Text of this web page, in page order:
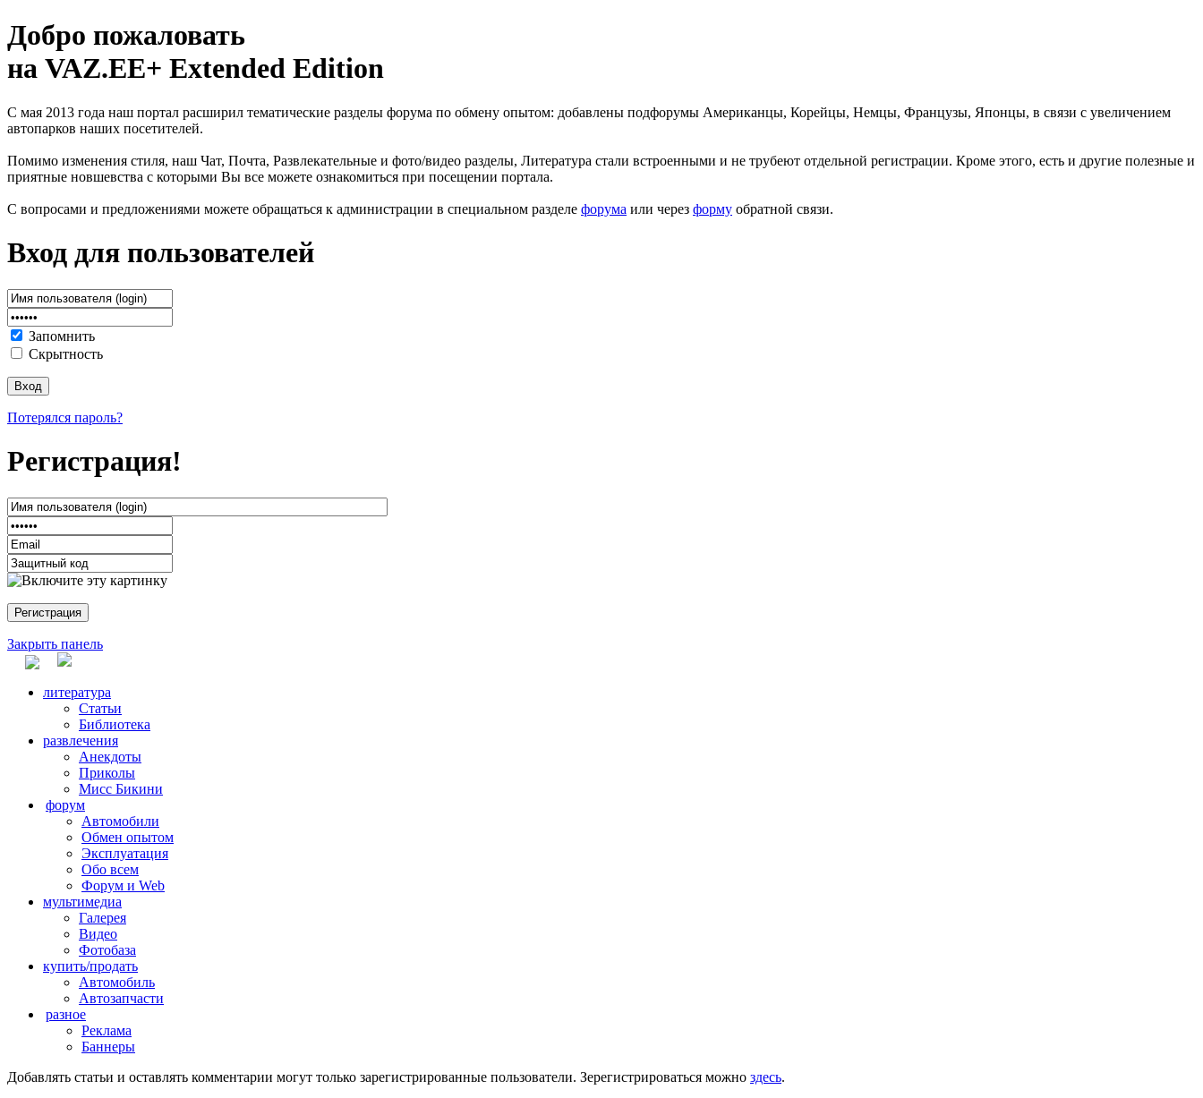
Добро пожаловать
на VAZ.EE+ Extended Edition
С мая 2013 года наш портал расширил тематические разделы форума по обмену опытом: добавлены подфорумы Американцы, Корейцы, Немцы, Французы, Японцы, в связи с увеличением
автопарков наших посетителей.
Помимо изменения стиля, наш Чат, Почта, Развлекательные и фото/видео разделы, Литература стали встроенными и не трубеют отдельной регистрации. Кроме этого, есть и другие полезные и
приятные новшевства с которыми Вы все можете ознакомиться при посещении портала.
С вопросами и предложениями можете обращаться к администрации в специальном разделе форума или через форму обратной связи.
Вход для пользователей
Запомнить
Скрытность
Потерялся пароль?
Регистрация!
Закрыть панель
литература
Статьи
Библиотека
развлечения
Анекдоты
Приколы
Мисс Бикини
форум
Автомобили
Обмен опытом
Эксплуатация
Обо всем
Форум и Web
мультимедиа
Галерея
Видео
Фотобаза
купить/продать
Автомобиль
Автозапчасти
разное
Реклама
Баннеры
Добавлять статьи и оставлять комментарии могут только зарегистрированные пользователи. Зерегистрироваться можно здесь.